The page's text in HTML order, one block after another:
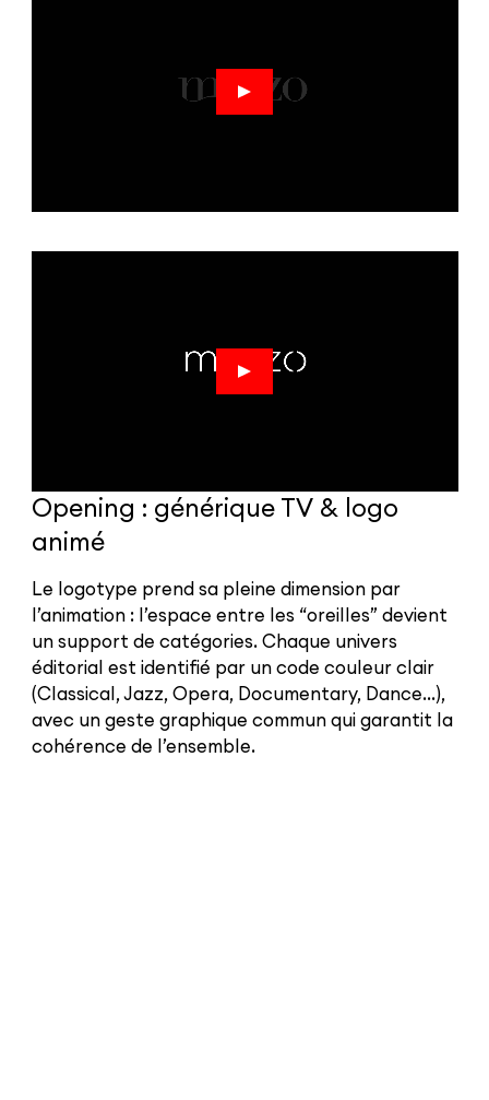
Opening : générique TV & logo
animé
Le logotype prend sa pleine dimension par
l’animation : l’espace entre les “oreilles” devient
un support de catégories. Chaque univers
éditorial est identifié par un code couleur clair
(Classical, Jazz, Opera, Documentary, Dance…),
avec un geste graphique commun qui garantit la
cohérence de l’ensemble.